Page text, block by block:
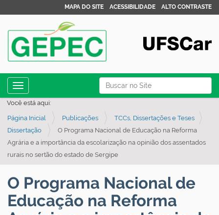
Busca
Busca Avançada…
MAPA DO SITE ACESSIBILIDADE ALTO CONTRASTE
Toggle navigation
Você está aqui:
Página Inicial Publicações
TCCs, Dissertações e Teses
Dissertação
O Programa Nacional de Educação na Reforma
Agrária e a importância da escolarização na opinião dos assentados
rurais no sertão do estado de Sergipe
O Programa Nacional de
Educação na Reforma